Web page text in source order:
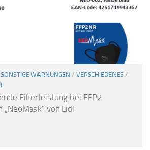
SONSTIGE WARNUNGEN / VERSCHIEDENES /
Filterleistung bei FFP2
von Lidl